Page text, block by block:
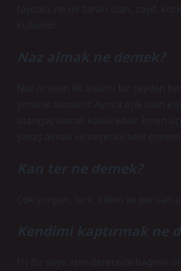
faydası, ne de zararı olan, zayıf,
kullanılır.
Naz almak ne demek?
Naz isminin ilk anlamı bir şeyden
şımarık olmaktır. Ayrıca aşık olan
utangaç olarak kabul edilir. İsmin
yavaş almak ve neşesini belli
Kan ter ne demek?
Çok yorgun, terli, bitkin ve perişan
Kendimi kaptırmak ne
[1] Bir şeye aşırı derecede bağımlı